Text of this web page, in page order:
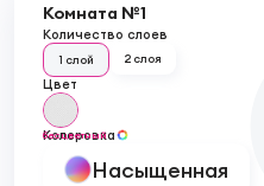
Комната №1
Количество слоев
1 слой 2 слоя
Цвет
бесцветный
Колеровка
Насыщенная